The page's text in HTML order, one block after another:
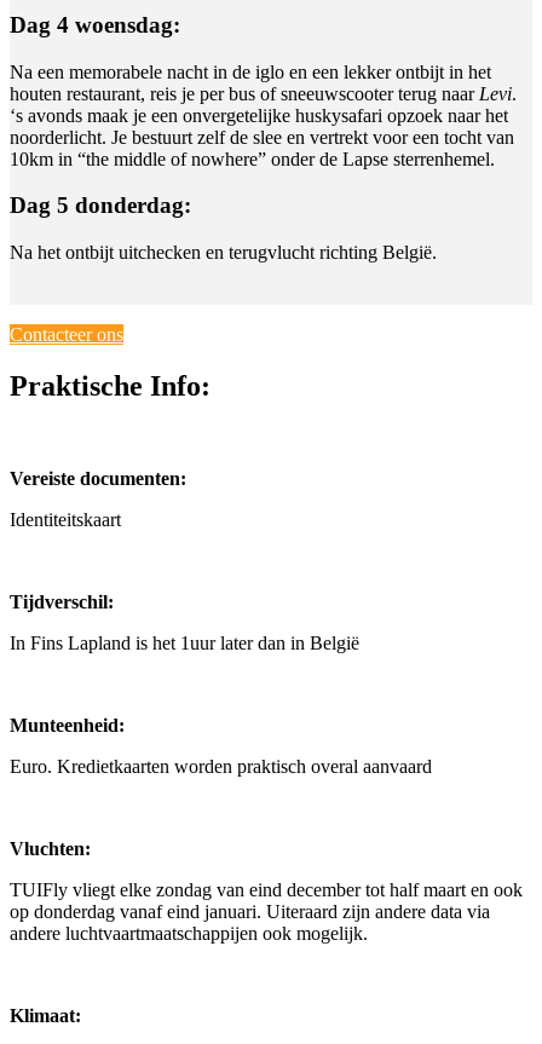
Dag 4 woensdag:
Na een memorabele nacht in de iglo en een lekker ontbijt in het
houten restaurant, reis je per bus of sneeuwscooter terug naar Levi.
‘s avonds maak je een onvergetelijke huskysafari opzoek naar het
noorderlicht. Je bestuurt zelf de slee en vertrekt voor een tocht van
10km in “the middle of nowhere” onder de Lapse sterrenhemel.
Dag 5 donderdag:
Na het ontbijt uitchecken en terugvlucht richting België.
Contacteer ons
Praktische Info:
Vereiste documenten:
Identiteitskaart
Tijdverschil:
In Fins Lapland is het 1uur later dan in België
Munteenheid:
Euro. Kredietkaarten worden praktisch overal aanvaard
Vluchten:
TUIFly vliegt elke zondag van eind december tot half maart en ook
op donderdag vanaf eind januari. Uiteraard zijn andere data via
andere luchtvaartmaatschappijen ook mogelijk.
Klimaat: